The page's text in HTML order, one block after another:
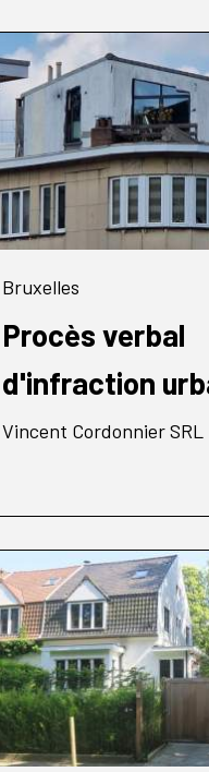
Bruxelles
Procès verbal
d'infraction
Vincent Cordonnier SRL